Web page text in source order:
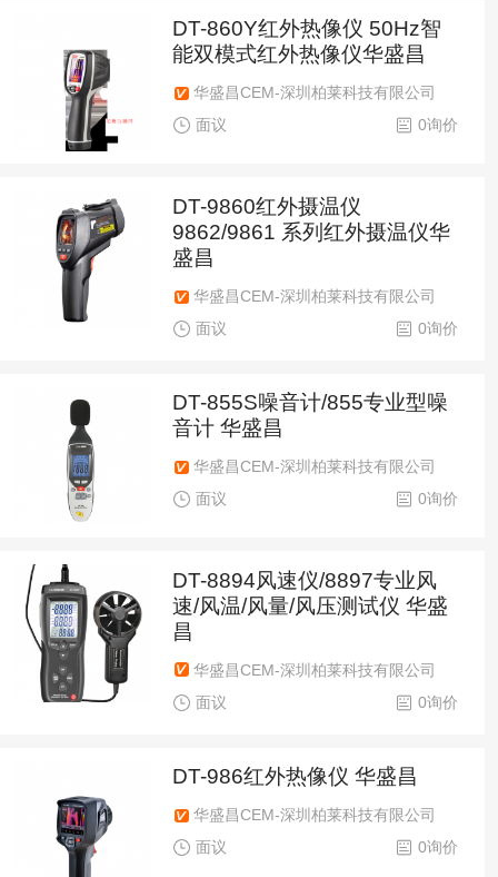
DT-860Y红外热像仪 50Hz智
能双模式红外热像仪华盛昌
华盛昌CEM-深圳柏莱科技有限公司
0询价
面议
DT-9860红外摄温仪
9862/9861 系列红外摄温仪华
盛昌
华盛昌CEM-深圳柏莱科技有限公司
0询价
面议
DT-855S噪音计/855专业型噪
音计 华盛昌
华盛昌CEM-深圳柏莱科技有限公司
0询价
面议
DT-8894风速仪/8897专业风
速/风温/风量/风压测试仪 华盛
昌
华盛昌CEM-深圳柏莱科技有限公司
0询价
面议
DT-986红外热像仪 华盛昌
华盛昌CEM-深圳柏莱科技有限公司
0询价
面议